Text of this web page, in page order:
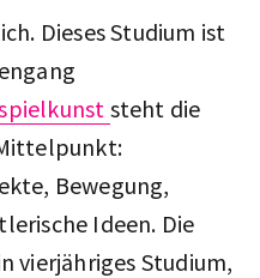
Dieses Studium ist
steht die
Bewegung,
Ideen. Die
vierjähriges Studium,